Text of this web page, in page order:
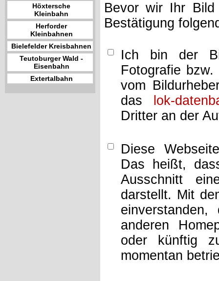
Höxtersche
Kleinbahn
Herforder
Kleinbahnen
Bielefelder Kreisbahnen
Teutoburger Wald -
Eisenbahn
Extertalbahn
Bevor wir Ihr
Bestätigung
Ich bin der
Fotografie
vom
das
lok-
Dritter an der
Diese
Das heißt,
Ausschnitt
darstellt. Mit
anderen
oder künftig
momentan